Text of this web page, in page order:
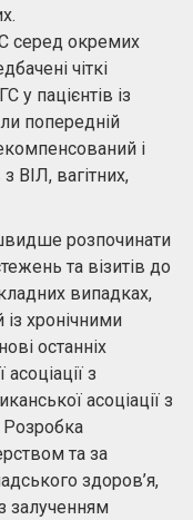
серед окремих
чіткі
у пацієнтів із
попередній
і
ВІЛ, вагітних,
розпочинати
та візитів до
випадках,
хронічними
останніх
з
асоціації з
Розробка
та за
здоров’я,
залученням